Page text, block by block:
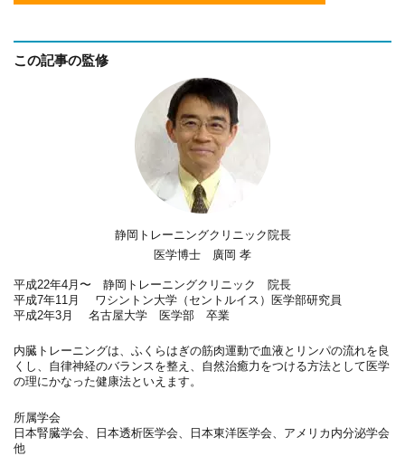
この記事の監修
静岡トレーニングクリニック院長
医学博士 廣岡 孝
平成22年4月〜 静岡トレーニングクリニック 院長
平成7年11月 ワシントン大学（セントルイス）医学部研究員
平成2年3月 名古屋大学 医学部 卒業
内臓トレーニングは、ふくらはぎの筋肉運動で血液とリンパの流れを良
くし、自律神経のバランスを整え、自然治癒力をつける方法として医学
の理にかなった健康法といえます。
所属学会
日本腎臓学会、日本透析医学会、日本東洋医学会、アメリカ内分泌学会
他